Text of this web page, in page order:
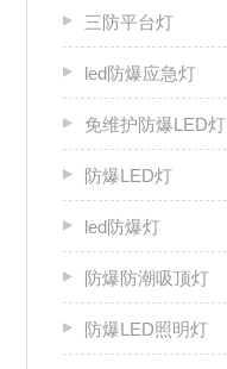
三防平台灯
led防爆应急灯
免维护防爆LED灯
防爆LED灯
led防爆灯
防爆防潮吸顶灯
防爆LED照明灯